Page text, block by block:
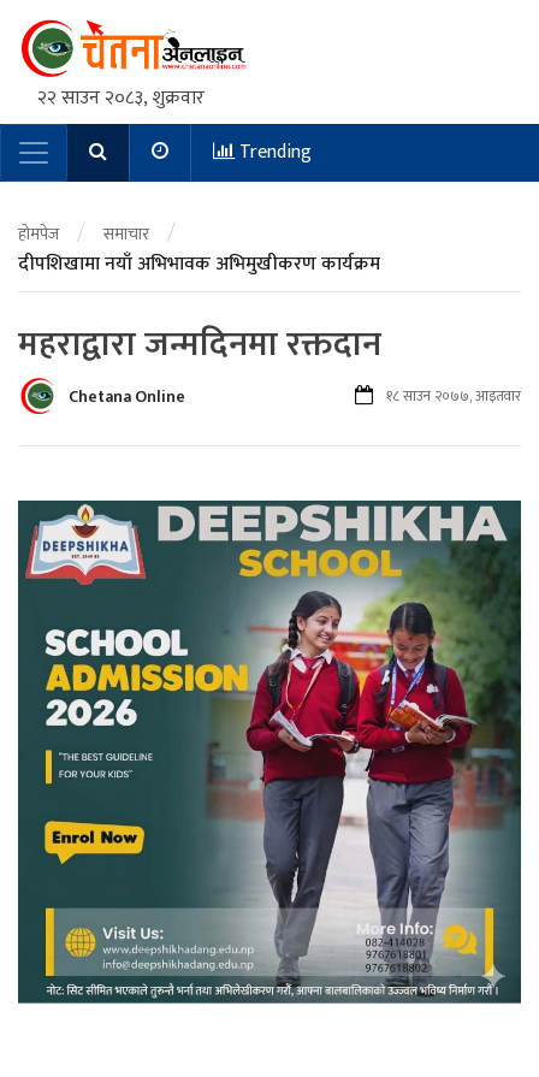
२२ साउन २०८३, शुक्रवार
Main NavigationTrending
होमपेज / समाचार /
दीपशिखामा नयाँ अभिभावक अभिमुखीकरण कार्यक्रम
महराद्वारा जन्मदिनमा रक्तदान
Chetana Online १८ साउन २०७७, आइतवार